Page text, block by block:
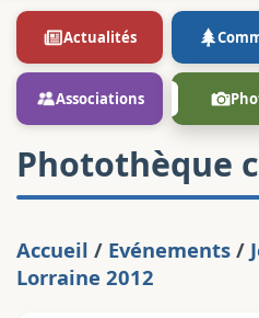
Actualités
Associations
Photothèque
Accueil / Evénements /
Lorraine 2012